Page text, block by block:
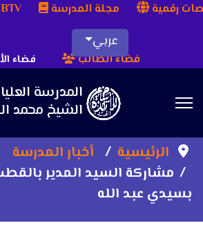
رقمية مجلة المدرسة
عربي
فضاء فضاء الطالب
الرئيسية
أخبار المدرسة
مشاركة السيد المدير
بسيدي عبد الله